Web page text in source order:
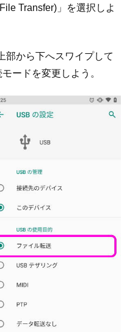
Transfer)」を選択しよ
部から下へスワイプして
ードを変更しよう。